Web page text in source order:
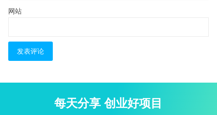
网站
每天分享 创业好项目